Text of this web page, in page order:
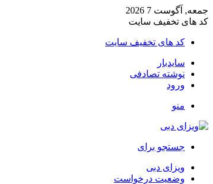
جمعه, آگوست 7 2026
کد های تخفیف سایت
کد های تخفیف سایت
سایدبار
نوشته تصادفی
ورود
منو
جستجو برای
ویزای دبی
وضعیت درخواست